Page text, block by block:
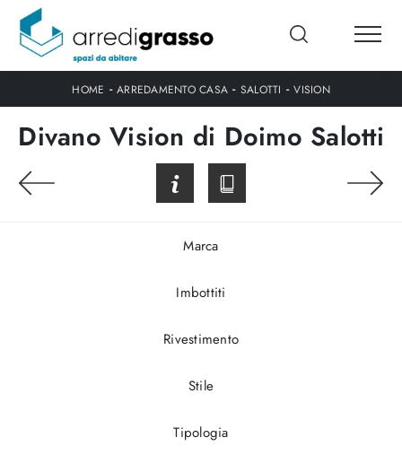
HOME - ARREDAMENTO CASA - SALOTTI -VISION
Divano Vision di Doimo Salotti
Marca
Imbottiti
Rivestimento
Stile
Tipologia